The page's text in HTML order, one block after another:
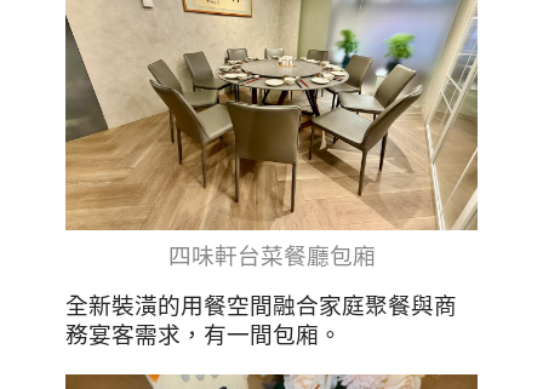
四味軒台菜餐廳包廂
全新裝潢的用餐空間融合家庭聚餐與商
務宴客需求，有一間包廂。